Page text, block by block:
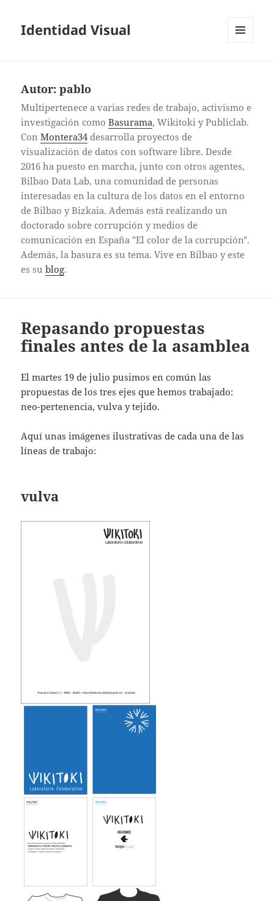
Identidad Visual
Autor:pablo
Multipertenece a varias redes de trabajo, activismo e
investigación comoBasurama, Wikitoki y Publiclab.
ConMontera34desarrolla proyectos de
visualización de datos con software libre. Desde
2016 ha puesto en marcha, junto con otros agentes,
Bilbao Data Lab, una comunidad de personas
interesadas en la cultura de los datos en el entorno
de Bilbao y Bizkaia. Además está realizando un
doctorado sobre corrupción y medios de
comunicación en España "El color de la corrupción".
Además, la basura es su tema. Vive en Bilbao y este
es sublog.
Repasando propuestas
finales antes de la asamblea
El martes 19 de julio pusimos en común las
propuestas de los tres ejes que hemos trabajado:
neo-pertenencia, vulva y tejido.
Aquí unas imágenes ilustrativas de cada una de las
líneas de trabajo:
vulva